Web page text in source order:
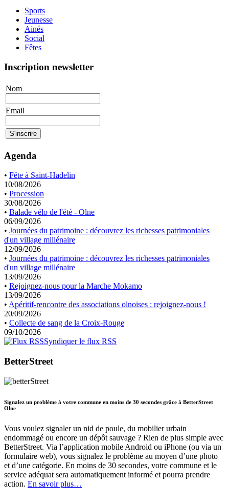
Sports
Jeunesse
Ainés
Social
Fêtes
Inscription newsletter
Nom
Email
Agenda
• Fête à Saint-Hadelin
10/08/2026
• Procession
30/08/2026
• Balade vélo de l'été - Olne
06/09/2026
• Journées du patrimoine : découvrez les richesses patrimoniales
d'un village millénaire
12/09/2026
• Journées du patrimoine : découvrez les richesses patrimoniales
d'un village millénaire
13/09/2026
• Rejoignez-nous pour la Marche Mokamo
13/09/2026
• Apéritif-rencontre des associations olnoises : rejoignez-nous !
20/09/2026
• Collecte de sang de la Croix-Rouge
09/10/2026
Syndiquer le flux RSS
BetterStreet
Signalez un problème à votre commune en moins de 30 secondes grâce à BetterStreet
Olne
Vous voulez signaler un nid de poule, du mobilier urbain
endommagé ou encore un dépôt sauvage ? Rien de plus simple avec
BetterStreet. Via l’application mobile Android ou iPhone (ou via un
formulaire web), vous signalez le problème au moyen d’une photo
et d’une catégorie. En moins de 30 secondes, votre commune et le
service adéquat sera automatiquement informé et pourra prendre
action. En savoir plus…